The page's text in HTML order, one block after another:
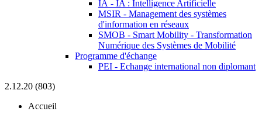
IA - IA : Intelligence Artificielle
MSIR - Management des systèmes
d'information en réseaux
SMOB - Smart Mobility - Transformation
Numérique des Systèmes de Mobilité
Programme d'échange
PEI - Echange international non diplomant
2.12.20 (803)
Accueil